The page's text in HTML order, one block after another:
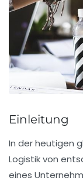
Einleitung
In der heutigen
Logistik von
eines